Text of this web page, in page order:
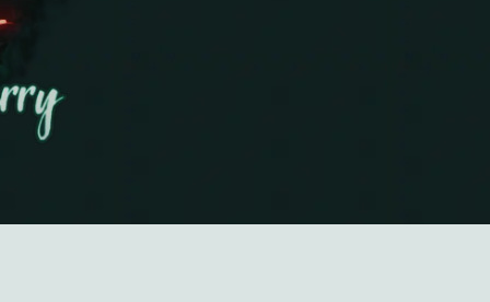
proprio alla fine